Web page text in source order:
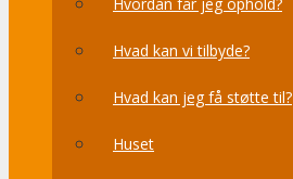
Hvad kan vi tilbyde?
Hvad kan jeg få støtte til?
Huset